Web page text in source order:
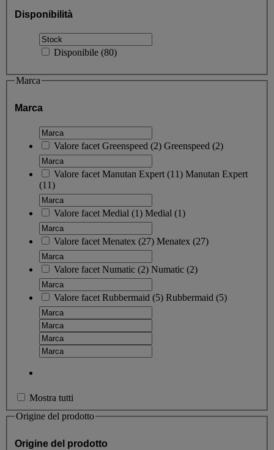
Disponibilità
Disponibile (80)
Marca
Marca
Valore facet Greenspeed (2) Greenspeed (2)
Valore facet Manutan Expert (11) Manutan Expert
(11)
Valore facet Medial (1) Medial (1)
Valore facet Menatex (27) Menatex (27)
Valore facet Numatic (2) Numatic (2)
Valore facet Rubbermaid (5) Rubbermaid (5)
Mostra tutti
Origine del prodotto
Origine del prodotto